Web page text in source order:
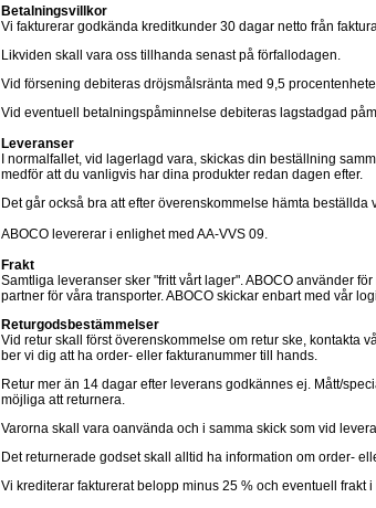
Betalningsvillkor
Vi fakturerar godkända kreditkunder 30 dagar netto från
Likviden skall vara oss tillhanda senast på förfallodagen.
Vid försening debiteras dröjsmålsränta med 9,5
Vid eventuell betalningspåminnelse debiteras lagstadgad
Leveranser
I normalfallet, vid lagerlagd vara, skickas din beställning
medför att du vanligvis har dina produkter redan dagen efter.
Det går också bra att efter överenskommelse hämta beställda
ABOCO levererar i enlighet med AA-VVS 09.
Frakt
Samtliga leveranser sker "fritt vårt lager". ABOCO använder
partner för våra transporter. ABOCO skickar enbart med vår
Returgodsbestämmelser
Vid retur skall först överenskommelse om retur ske, kontakta
ber vi dig att ha order- eller fakturanummer till hands.
Retur mer än 14 dagar efter leverans godkännes ej. Mått/
möjliga att returnera.
Varorna skall vara oanvända och i samma skick som vid
Det returnerade godset skall alltid ha information om order-
Vi krediterar fakturerat belopp minus 25 % och eventuell frakt